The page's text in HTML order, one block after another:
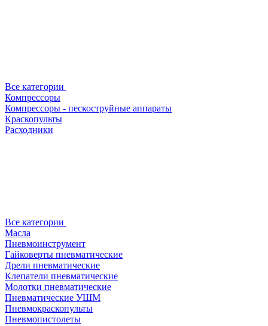
Все категории
Компрессоры
Компрессоры - пескоструйные аппараты
Краскопульты
Расходники
Все категории
Масла
Пневмоинструмент
Гайковерты пневматические
Дрели пневматические
Клепатели пневматические
Молотки пневматические
Пневматические УШМ
Пневмокраскопульты
Пневмопистолеты